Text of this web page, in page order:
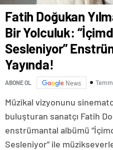
Fatih Doğukan
Bir Yolculuk:
Sesleniyor”
Yayında!
ABONE OL News
Müzikal vizyonunu
buluşturan sanatçı Fatih
enstrümantal albümü
Sesleniyor” ile